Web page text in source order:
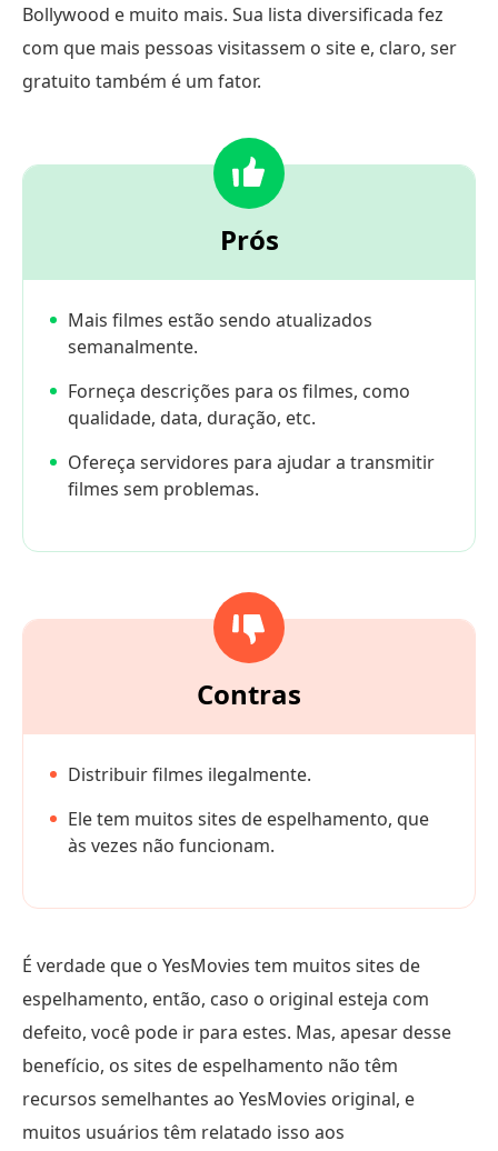
Bollywood e muito mais. Sua lista diversificada fez
com que mais pessoas visitassem o site e, claro, ser
gratuito também é um fator.
Prós
Mais filmes estão sendo atualizados
semanalmente.
Forneça descrições para os filmes, como
qualidade, data, duração, etc.
Ofereça servidores para ajudar a transmitir
filmes sem problemas.
Contras
Distribuir filmes ilegalmente.
Ele tem muitos sites de espelhamento, que
às vezes não funcionam.
É verdade que o YesMovies tem muitos sites de
espelhamento, então, caso o original esteja com
defeito, você pode ir para estes. Mas, apesar desse
benefício, os sites de espelhamento não têm
recursos semelhantes ao YesMovies original, e
muitos usuários têm relatado isso aos